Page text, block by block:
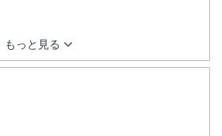
もっと見る